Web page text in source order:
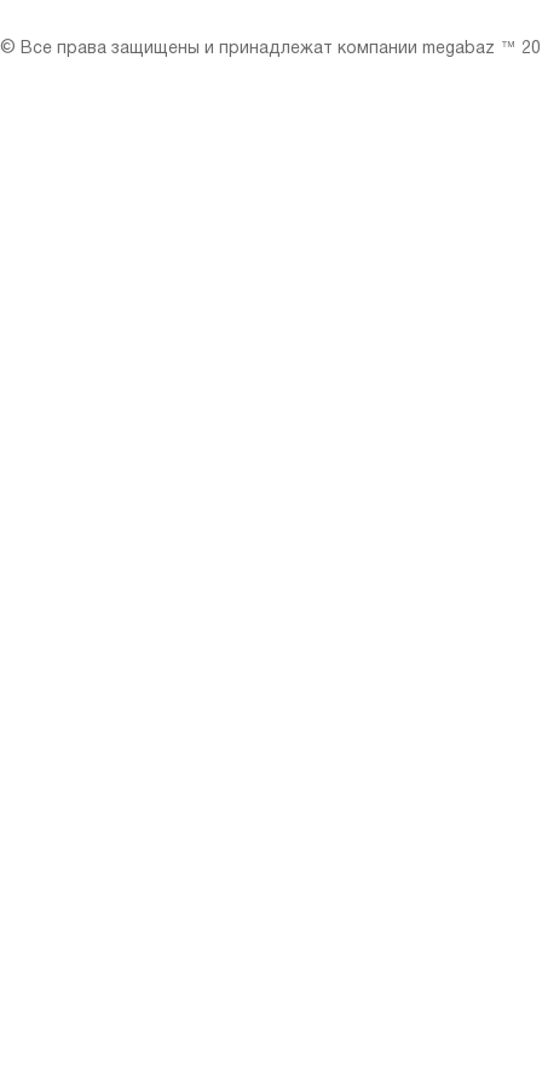
© Все права защищены и принадлежат компании megabaz ™